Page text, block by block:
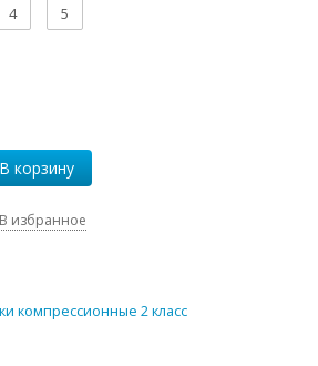
4 5
В корзину
В избранное
компрессионные 2 класс